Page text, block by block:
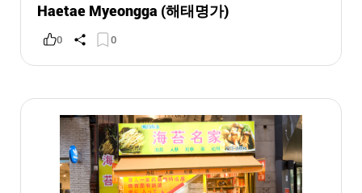
Haetae Myeongga (해태명가)
0 0